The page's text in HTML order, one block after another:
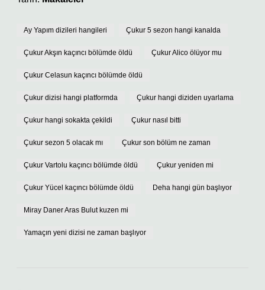
Ay Yapım dizileri hangileri Çukur 5 sezon hangi kanalda
Çukur Akşın kaçıncı bölümde öldü Çukur Alico ölüyor mu
Çukur Celasun kaçıncı bölümde öldü
Çukur dizisi hangi platformda Çukur hangi diziden uyarlama
Çukur hangi sokakta çekildi Çukur nasıl bitti
Çukur sezon 5 olacak mı Çukur son bölüm ne zaman
Çukur Vartolu kaçıncı bölümde öldü Çukur yeniden mi
Çukur Yücel kaçıncı bölümde öldü Deha hangi gün başlıyor
Miray Daner Aras Bulut kuzen mi
Yamaçın yeni dizisi ne zaman başlıyor